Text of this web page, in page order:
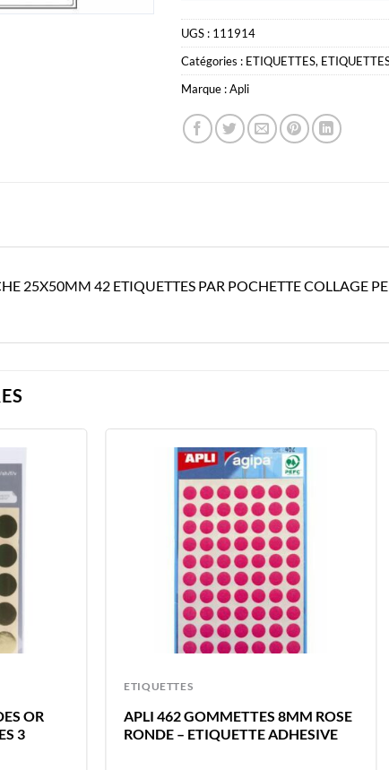
UGS : 111914
Catégories : ETIQUETTES,
Marque :Apli
25X50MM 42 ETIQUETTES PAR POCHETTE COLLAGE
OR
3
ETIQUETTES
APLI 462 GOMMETTES 8MM ROSE
RONDE – ETIQUETTE ADHESIVE